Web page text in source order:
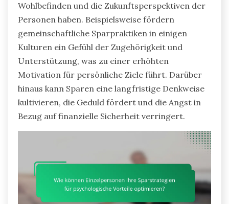
Wohlbefinden und die Zukunftsperspektiven der
Personen haben. Beispielsweise fördern
gemeinschaftliche Sparpraktiken in einigen
Kulturen ein Gefühl der Zugehörigkeit und
Unterstützung, was zu einer erhöhten
Motivation für persönliche Ziele führt. Darüber
hinaus kann Sparen eine langfristige Denkweise
kultivieren, die Geduld fördert und die Angst in
Bezug auf finanzielle Sicherheit verringert.